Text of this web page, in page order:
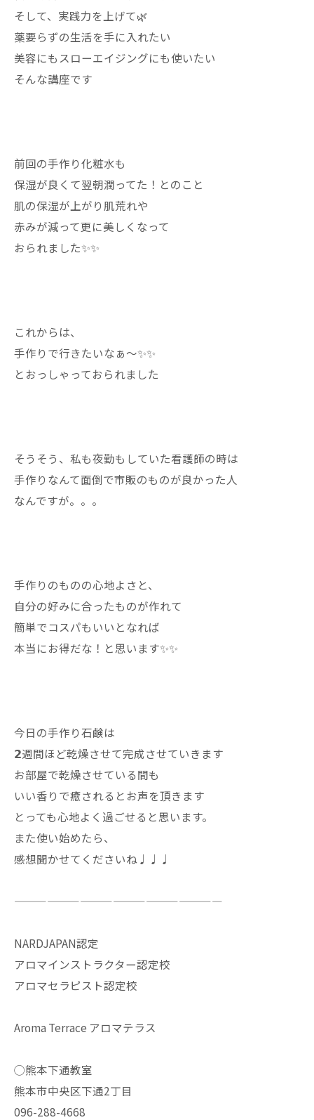
そして、実践力を上げて🌿
薬要らずの生活を手に入れたい
美容にもスローエイジングにも使いたい
そんな講座です
前回の手作り化粧水も
保湿が良くて翌朝潤ってた！とのこと
肌の保湿が上がり肌荒れや
赤みが減って更に美しくなって
おられました✨✨
これからは、
手作りで行きたいなぁ〜✨✨
とおっしゃっておられました
そうそう、私も夜勤もしていた看護師の時は
手作りなんて面倒で市販のものが良かった人
なんですが。。。
手作りのものの心地よさと、
自分の好みに合ったものが作れて
簡単でコスパもいいとなれば
本当にお得だな！と思います✨✨
今日の手作り石鹸は
𝟮週間ほど乾燥させて完成させていきます
お部屋で乾燥させている間も
いい香りで癒されるとお声を頂きます
とっても心地よく過ごせると思います。
また使い始めたら、
感想聞かせてくださいね♩♩♩
———————————————————
NARDJAPAN認定
アロマインストラクター認定校
アロマセラピスト認定校
Aroma Terrace アロマテラス
◯熊本下通教室
熊本市中央区下通2丁目
096-288-4668